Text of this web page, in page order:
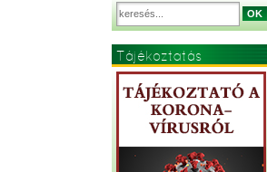
OK
Tájékoztatás